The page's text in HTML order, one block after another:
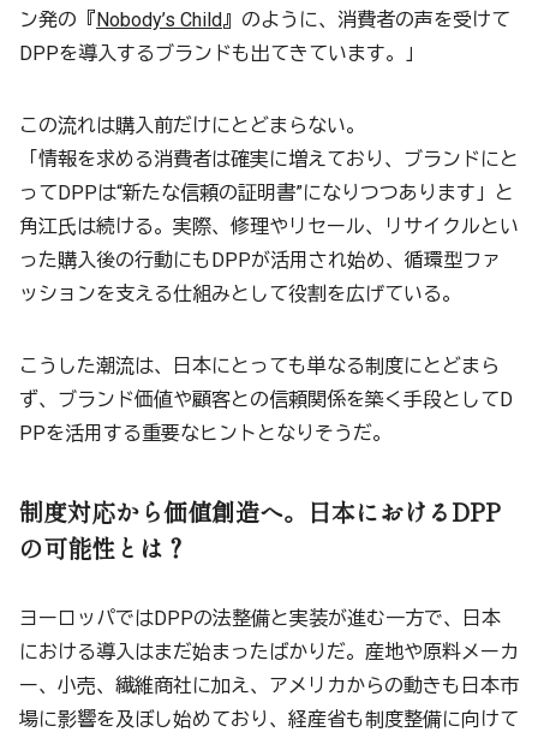
ン発の『 Nobody’s Child』のように、消費者の声を受けて
DPPを導入するブランドも出てきています。」
この流れは購入前だけにとどまらない。
「情報を求める消費者は確実に増えており、ブランドにと
ってDPPは“新たな信頼の証明書”になりつつあります」と
角江氏は続ける。実際、修理やリセール、リサイクルとい
った購入後の行動にもDPPが活用され始め、循環型ファ
ッションを支える仕組みとして役割を広げている。
こうした潮流は、日本にとっても単なる制度にとどまら
ず、ブランド価値や顧客との信頼関係を築く手段としてD
PPを活用する重要なヒントとなりそうだ。
制度対応から価値創造へ。日本におけるDPP
の可能性とは？
​​ヨーロッパではDPPの法整備と実装が進む一方で、日本
における導入はまだ始まったばかりだ。産地や原料メーカ
ー、小売、繊維商社に加え、アメリカからの動きも日本市
場に影響を及ぼし始めており、経産省も制度整備に向けて